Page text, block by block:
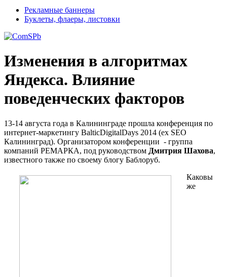
Рекламные баннеры
Буклеты, флаеры, листовки
Изменения в алгоритмах
Яндекса. Влияние
поведенческих факторов
13-14 августа года в Калининграде прошла конференция по
интернет-маркетингу BalticDigitalDays 2014 (ex SEO
Калининград). Организатором конференции - группа
компаний РЕМАРКА, под руководством Дмитрия Шахова,
известного также по своему блогу Баблоруб.
Каковы
же